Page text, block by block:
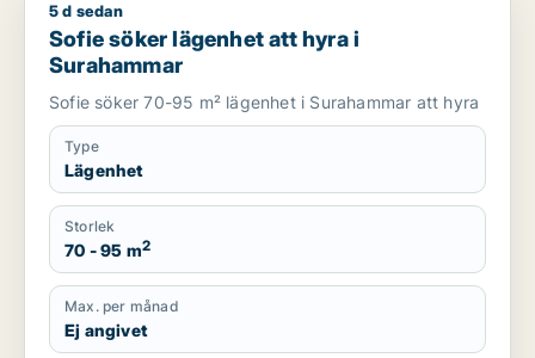
Sofie söker lägenhet att hyra i Surahammar
5 d sedan
Sofie söker lägenhet att hyra i
Surahammar
Sofie söker 70-95 m² lägenhet i Surahammar att hyra
Type
Lägenhet
Storlek
70 - 95 m2
Max. per månad
Ej angivet